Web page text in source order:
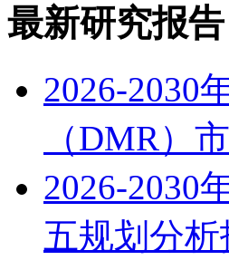
最新研究报告
2026-2030
（DMR）
2026-2030
五规划分析